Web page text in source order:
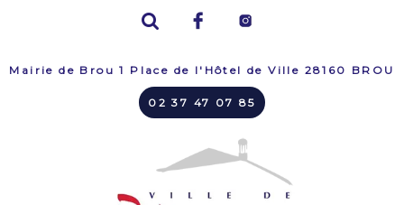
Mairie de Brou 1 Place de l'Hôtel de Ville 28160 BROU
02 37 47 07 85